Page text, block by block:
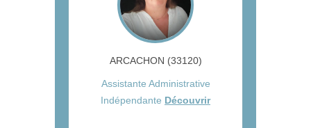
ARCACHON (33120)
Assistante Administrative
Indépendante Découvrir